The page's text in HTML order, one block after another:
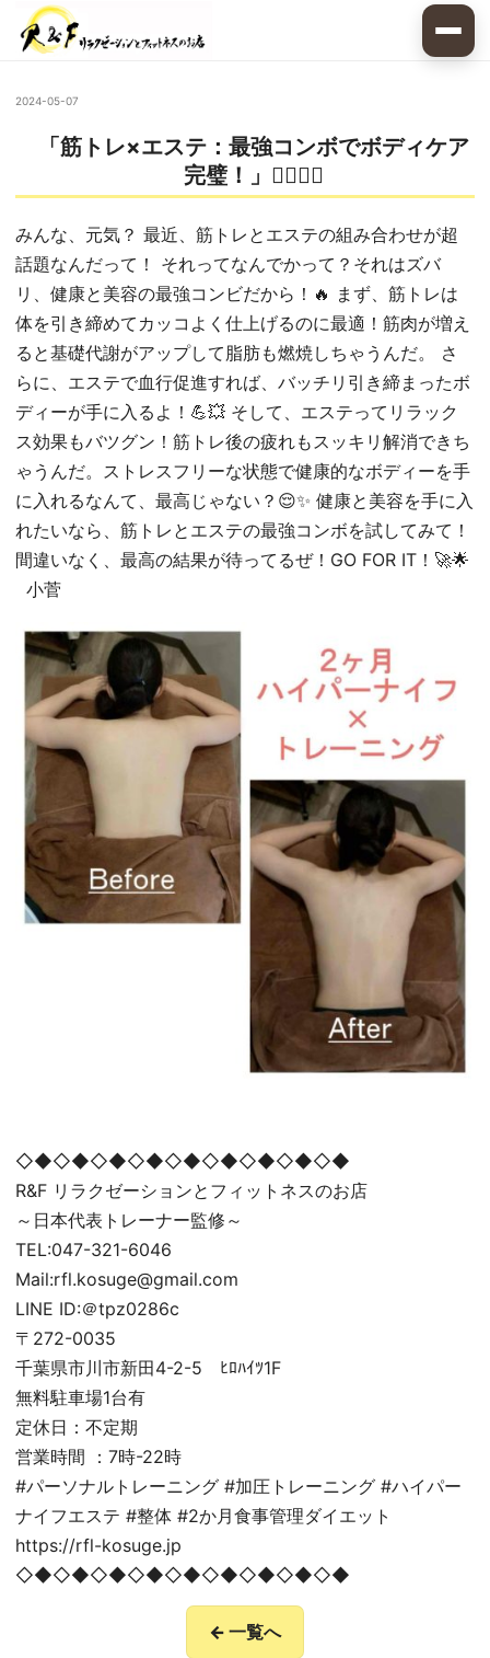
2024-05-07
「筋トレ×エステ：最強コンボでボディケア
完璧！」🏋️‍♀️💆‍♂️
みんな、元気？ 最近、筋トレとエステの組み合わせが超
話題なんだって！ それってなんでかって？それはズバ
リ、健康と美容の最強コンビだから！🔥 まず、筋トレは
体を引き締めてカッコよく仕上げるのに最適！筋肉が増え
ると基礎代謝がアップして脂肪も燃焼しちゃうんだ。 さ
らに、エステで血行促進すれば、バッチリ引き締まったボ
ディーが手に入るよ！💪💥 そして、エステってリラック
ス効果もバツグン！筋トレ後の疲れもスッキリ解消できち
ゃうんだ。ストレスフリーな状態で健康的なボディーを手
に入れるなんて、最高じゃない？😌✨ 健康と美容を手に入
れたいなら、筋トレとエステの最強コンボを試してみて！
間違いなく、最高の結果が待ってるぜ！GO FOR IT！🚀🌟
小菅
◇◆◇◆◇◆◇◆◇◆◇◆◇◆◇◆◇◆
R&F リラクゼーションとフィットネスのお店
～日本代表トレーナー監修～
TEL:047-321-6046
Mail:rfl.kosuge@gmail.com
LINE ID:＠tpz0286c
〒272-0035
千葉県市川市新田4-2-5 ﾋﾛﾊｲﾂ1F
無料駐車場1台有
定休日：不定期
営業時間 ：7時-22時
#パーソナルトレーニング #加圧トレーニング #ハイパー
ナイフエステ #整体 #2か月食事管理ダイエット
https://rfl-kosuge.jp
◇◆◇◆◇◆◇◆◇◆◇◆◇◆◇◆◇◆
← 一覧へ